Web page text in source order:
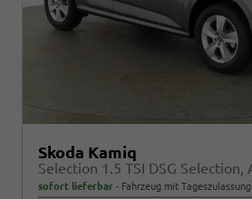
Skoda Kamiq
sofort lieferbar Fahrzeug mit Tageszulassung